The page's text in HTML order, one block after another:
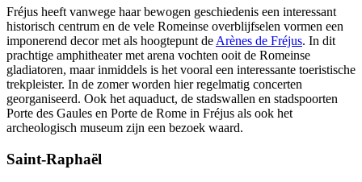
Fréjus heeft vanwege haar bewogen geschiedenis een interessant
historisch centrum en de vele Romeinse overblijfselen vormen een
imponerend decor met als hoogtepunt de Arènes de Fréjus. In dit
prachtige amphitheater met arena vochten ooit de Romeinse
gladiatoren, maar inmiddels is het vooral een interessante toeristische
trekpleister. In de zomer worden hier regelmatig concerten
georganiseerd. Ook het aquaduct, de stadswallen en stadspoorten
Porte des Gaules en Porte de Rome in Fréjus als ook het
archeologisch museum zijn een bezoek waard.
Saint-Raphaël